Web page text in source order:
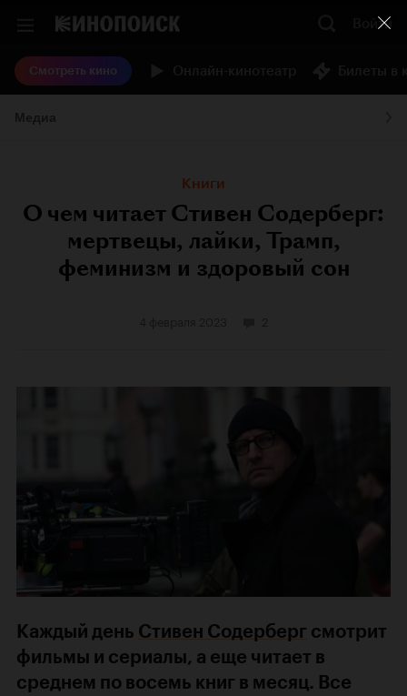
Войти
Смотреть кино
Книги
О чем читает Стивен Содерберг:
мертвецы, лайки, Трамп,
феминизм и здоровый сон
Каждый день Стивен Содерберг смотрит
фильмы и сериалы, а еще читает в
среднем по восемь книг в месяц. Все